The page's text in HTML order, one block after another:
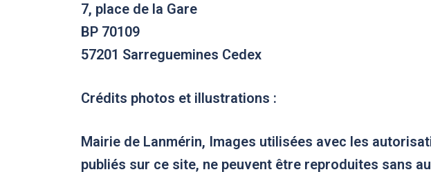
7, place de la Gare
BP 70109
57201 Sarreguemines Cedex
Crédits photos et illustrations :
Mairie de Lanmérin, Images utilisées avec les
publiés sur ce site, ne peuvent être reproduites sans